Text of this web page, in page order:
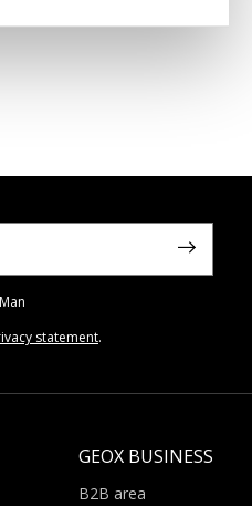
Man
statement.
GEOX BUSINESS
B2B area